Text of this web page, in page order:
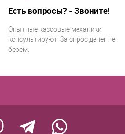
Есть вопросы? - Звоните!
Опытные кассовые механики
консультируют. За спрос денег не
берем.